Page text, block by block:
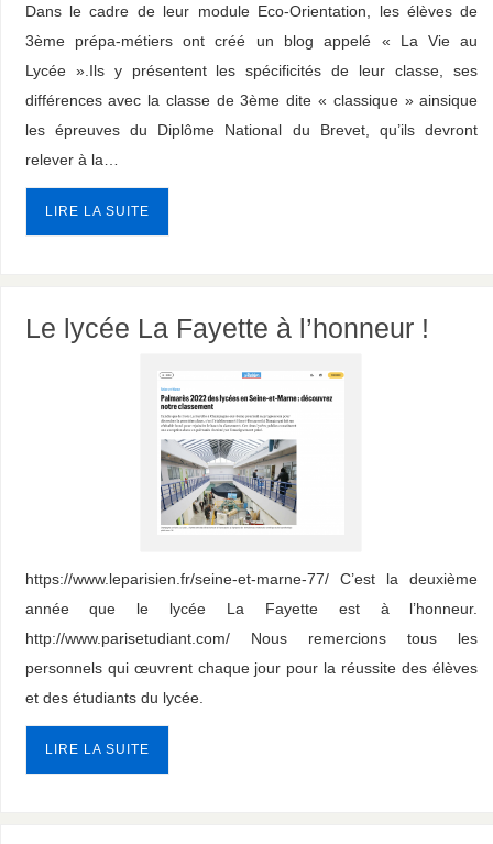
Dans le cadre de leur module Eco-Orientation, les élèves de
3ème prépa-métiers ont créé un blog appelé « La Vie au
Lycée ».Ils y présentent les spécificités de leur classe, ses
différences avec la classe de 3ème dite « classique » ainsique
les épreuves du Diplôme National du Brevet, qu’ils devront
relever à la…
LIRE LA SUITE
Le lycée La Fayette à l’honneur !
https://www.leparisien.fr/seine-et-marne-77/ C’est la deuxième
année que le lycée La Fayette est à l’honneur.
http://www.parisetudiant.com/ Nous remercions tous les
personnels qui œuvrent chaque jour pour la réussite des élèves
et des étudiants du lycée.
LIRE LA SUITE